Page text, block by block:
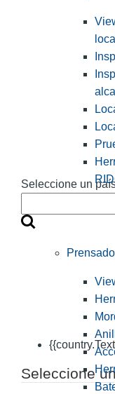
Seleccione un
Seleccione
Prensado